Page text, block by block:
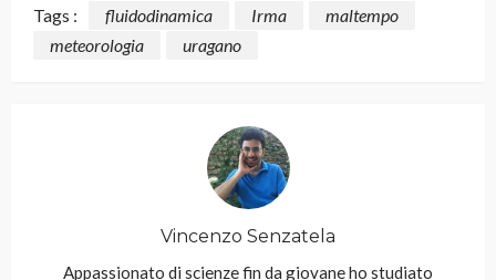
Tags : fluidodinamica Irma
maltempo
meteorologia
uragano
Vincenzo Senzatela
Appassionato di scienze fin da giovane ho studiato